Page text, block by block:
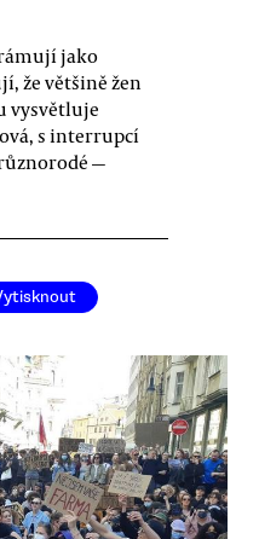
jako
že většině žen
vysvětluje
s interrupcí
—